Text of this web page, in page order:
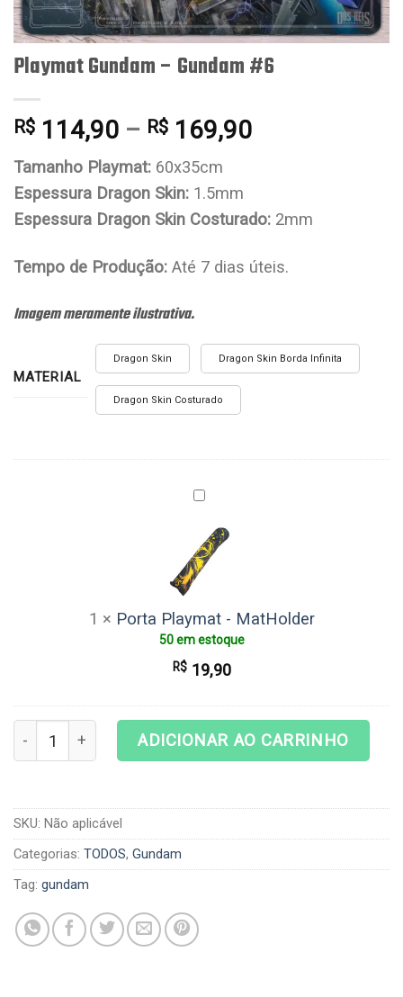
Playmat Gundam – Gundam #6
R$ 114,90 – R$ 169,90
Tamanho Playmat: 60x35cm
Espessura Dragon Skin: 1.5mm
Espessura Dragon Skin Costurado: 2mm
Tempo de Produção: Até 7 dias úteis.
Imagem meramente ilustrativa.
MATERIAL
Dragon Skin Dragon Skin Borda Infinita
Dragon Skin Costurado
Porta
MatHolder
1 × Porta Playmat - MatHolder
50 em estoque
R$19,90
Playmat Gundam - Gundam #6 quantidade
ADICIONAR AO CARRINHO
SKU: Não aplicável
Categorias: TODOS, Gundam
Tag: gundam